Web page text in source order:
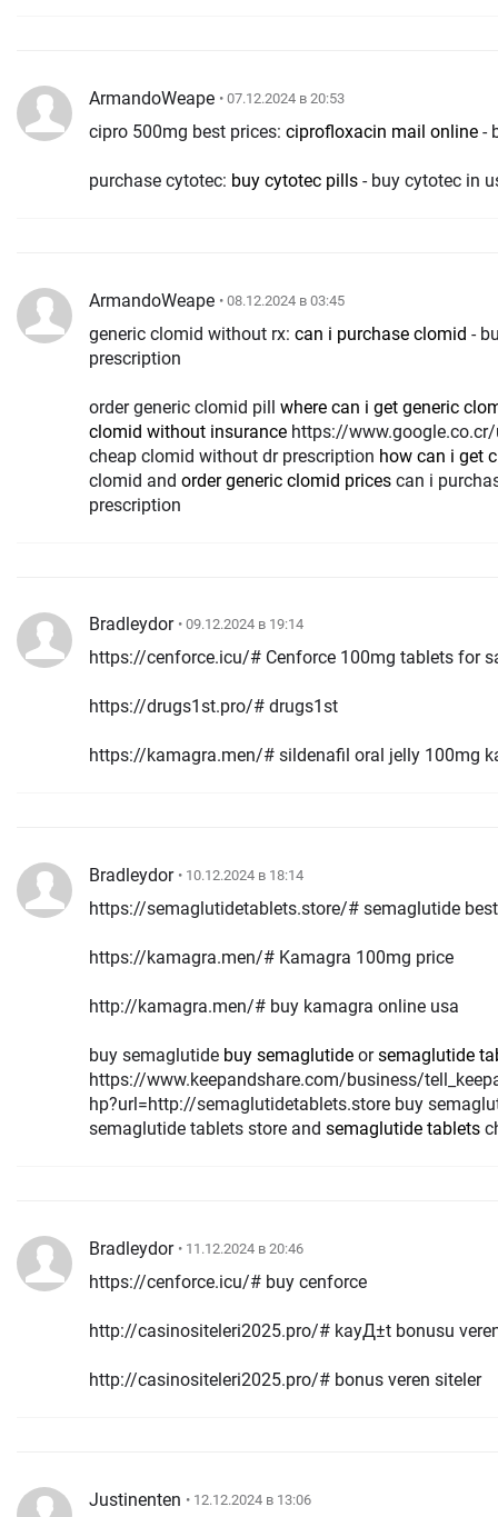
ArmandoWeape • 07.12.2024 в 20:53
cipro 500mg best prices: ciprofloxacin mail online -
purchase cytotec: buy cytotec pills - buy cytotec in
ArmandoWeape • 08.12.2024 в 03:45
generic clomid without rx: can i purchase clomid -
prescription
order generic clomid pill where can i get generic
clomid without insurance
cheap clomid without dr prescription how can i get
clomid and order generic clomid prices can i
prescription
Bradleydor • 09.12.2024 в 19:14
https://cenforce.icu/# Cenforce 100mg tablets for
https://drugs1st.pro/# drugs1st
https://kamagra.men/# sildenafil oral jelly 100mg
Bradleydor • 10.12.2024 в 18:14
https://semaglutidetablets.store/# semaglutide
https://kamagra.men/# Kamagra 100mg price
http://kamagra.men/# buy kamagra online usa
buy semaglutide buy semaglutide orsemaglutide
https://www.keepandshare.com/business/
hp?url=http://semaglutidetablets.store buy
semaglutide tablets store and semaglutide tablets
Bradleydor • 11.12.2024 в 20:46
https://cenforce.icu/# buy cenforce
http://casinositeleri2025.pro/# kayД±t bonusu
http://casinositeleri2025.pro/# bonus veren siteler
Justinenten • 12.12.2024 в 13:06